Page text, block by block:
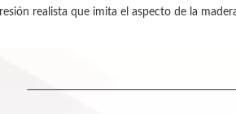
realista que imita el aspecto de la